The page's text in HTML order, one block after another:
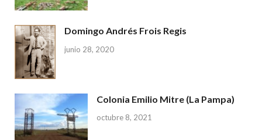
Domingo Andrés Frois Regis
junio 28, 2020
Colonia Emilio Mitre (La Pampa)
octubre 8, 2021